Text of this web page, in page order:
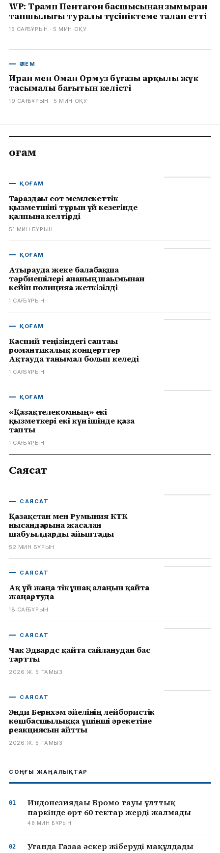
WP: Трамп Пентагон басшысынан зымыран
тапшылығы туралы түсініктеме талап етті
15 САҒ БҰРЫН · 5 МИН ОҚУ
ӘЛЕМ
Иран мен Оман Ормуз бұғазы арқылы жүк
тасымалы бағытын келісті
19 САҒ БҰРЫН · 5 МИН ОҚУ
Қоғам
ҚОҒАМ
Тараздағы сот мемлекеттік
қызметшіні тұрғын үй кезегінде
қалпына келтірді
51 МИН БҰРЫН
ҚОҒАМ
Атырауда жеке балабақша
тәрбиешілері ананың шағымынан
кейін полицияға жеткізілді
1 САҒ БҰРЫН
ҚОҒАМ
Каспий теңізіндегі саптағы
романтикалық концерттер
Ақтауда танымал болып келеді
1 САҒ БҰРЫН
ҚОҒАМ
«Қазақтелекомның» екі
қызметкері екі күн ішінде қаза
тапты
1 САҒ БҰРЫН
Саясат
САЯСАТ
Қазақстан мен Румыния КТК
нысандарына жасалған
шабуылдарды айыптады
52 МИН БҰРЫН
САЯСАТ
Ақ үй жаңа тікұшақ алаңын қайта
жаңартуда
18 САҒ БҰРЫН
САЯСАТ
Чак Эдвардс қайта сайланудан бас
тартты
2026 Ж. 5 ТАМЫЗ
САЯСАТ
Энди Бернхэм әйелінің лейбористік
көшбасшылыққа үшінші әрекетіне
реакциясын айтты
2026 Ж. 5 ТАМЫЗ
СОҢҒЫ ЖАҢАЛЫҚТАР
Индонезиядағы Бромо тауы ұлттық
паркінде өрт 60 гектар жерді жалмады
48 МИН БҰРЫН
Уганда Газаға әскер жіберуді мақұлдады